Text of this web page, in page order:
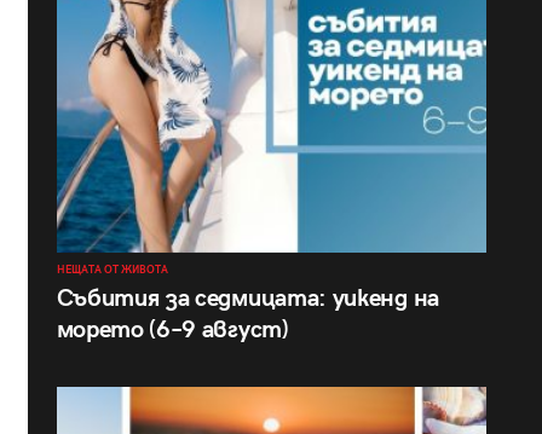
НЕЩАТА ОТ ЖИВОТА
Събития за седмицата: уикенд на
морето (6–9 август)